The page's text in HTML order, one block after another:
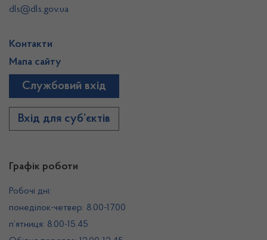
Графік роботи
Робочі дні:
понеділок-четвер: 8.00-17.00
п’ятниця: 8.00-15.45
dls@dls.gov.ua
Контакти
Мапа сайту
Службовий вхід
Вхід для суб’єктів